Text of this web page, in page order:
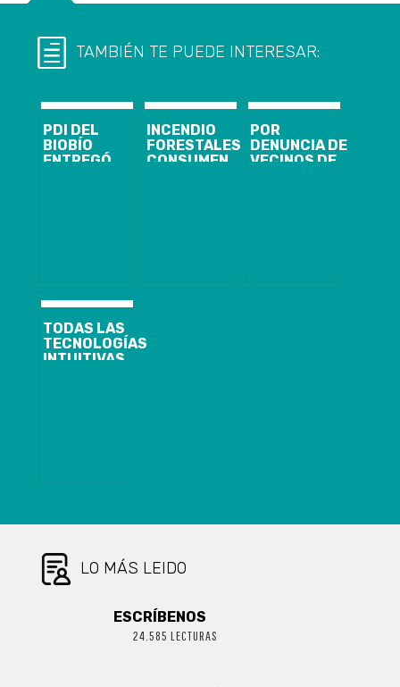
TAMBIÉN TE PUEDE INTERESAR:
PDI DEL
BIOBÍO
ENTREGÓ
INCENDIO
FORESTALES
CONSUMEN
POR
DENUNCIA DE
VECINOS DE
TODAS LAS
TECNOLOGÍAS
INTUITIVAS
IMPORTANTE
LO MÁS LEIDO
ESCRÍBENOS
24.585 LECTURAS